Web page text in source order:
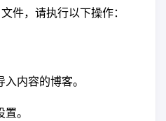
件，请执行以下操作：
内容的博客。
。